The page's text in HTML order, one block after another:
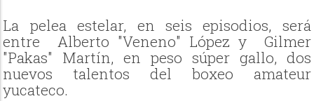
La pelea estelar, en seis episodios, será
entre Alberto "Veneno" López y Gilmer
"Pakas" Martín, en peso súper gallo, dos
nuevos talentos del boxeo amateur
yucateco.